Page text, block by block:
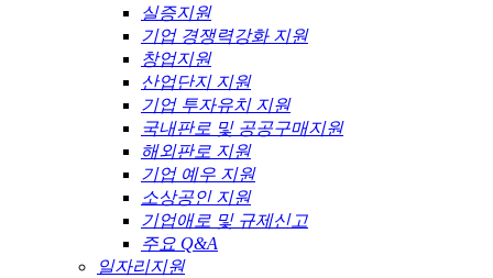
실증지원
기업 경쟁력강화 지원
창업지원
산업단지 지원
기업 투자유치 지원
국내판로 및 공공구매지원
해외판로 지원
기업 예우 지원
소상공인 지원
기업애로 및 규제신고
주요 Q&A
일자리지원